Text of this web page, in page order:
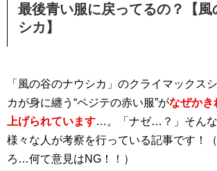
最後青い服に戻ってるの？【風
シカ】
「風の谷のナウシカ」のクライマックス
カが身に纏う“ペジテの赤い服”がなぜかき
上げられています…。「ナゼ…？」そん
様々な人が考察を行っている記事です！
ろ…何て意見はNG！！）